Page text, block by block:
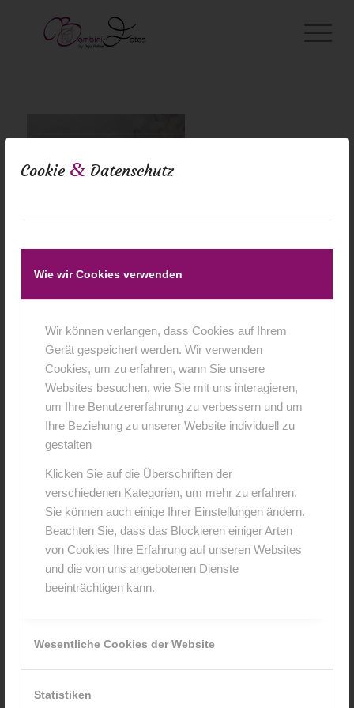
Cookie & Datenschutz
Wie wir Cookies verwenden
Wir können verlangen, dass Cookies auf Ihrem
Gerät gespeichert werden. Wir verwenden
Cookies, um zu erfahren, wann Sie unsere
Websites besuchen, wie Sie mit uns interagieren,
um Ihre Benutzererfahrung zu verbessern und um
Ihre Beziehung zu unserer Website individuell zu
gestalten
Klicken Sie auf die Überschriften der
verschiedenen Kategorien, um mehr zu erfahren.
Sie können auch einige Ihrer Einstellungen ändern.
Beachten Sie, dass das Blockieren einiger Arten
von Cookies Ihre Erfahrung auf unseren Websites
und die von uns angebotenen Dienste
beeinträchtigen kann.
Wesentliche Cookies der Website
Statistiken
0
KOMMENTARE
Hinterlasse einen Kommentar
Hinterlasse uns deinen Kommentar!
Name*